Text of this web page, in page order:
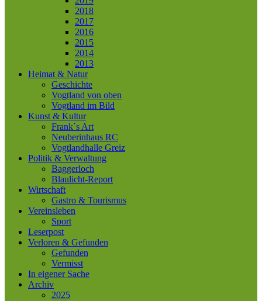
2018
2017
2016
2015
2014
2013
Heimat & Natur
Geschichte
Vogtland von oben
Vogtland im Bild
Kunst & Kultur
Frank´s Art
Neuberinhaus RC
Vogtlandhalle Greiz
Politik & Verwaltung
Baggerloch
Blaulicht-Report
Wirtschaft
Gastro & Tourismus
Vereinsleben
Sport
Leserpost
Verloren & Gefunden
Gefunden
Vermisst
In eigener Sache
Archiv
2025